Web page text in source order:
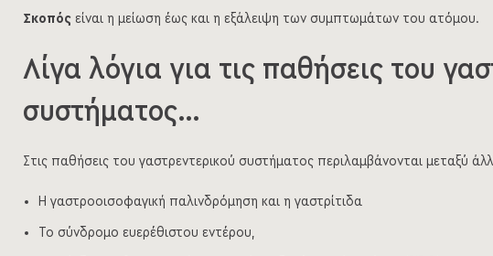
Σκοπός είναι η μείωση έως και η εξάλειψη των συμπτωμάτων του ατόμου.
Λίγα λόγια για τις παθήσεις του
συστήματος…
Στις παθήσεις του γαστρεντερικού συστήματος περιλαμβάνονται μεταξύ
Η γαστροοισοφαγική παλινδρόμηση και η γαστρίτιδα
Το σύνδρομο ευερέθιστου εντέρου,